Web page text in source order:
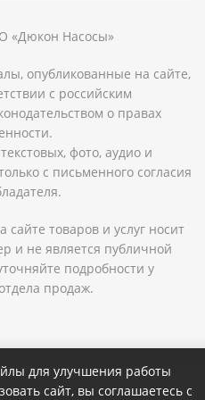
«Дюкон Насосы»
опубликованные на сайте,
с российским
о правах
фото, аудио и
с письменного согласия
товаров и услуг носит
и не является публичной
подробности у
продаж.
для улучшения работы
сайт, вы соглашаетесь с